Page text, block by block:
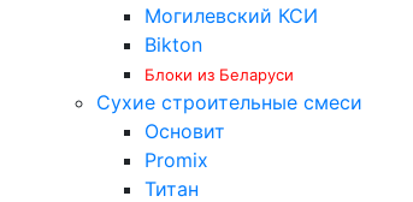
Могилевский КСИ
Bikton
Блоки из Беларуси
Сухие строительные смеси
Основит
Promix
Титан